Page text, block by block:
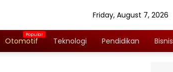
Friday, August 7, 2026
Otomotif Teknologi Pendidikan Bisnis